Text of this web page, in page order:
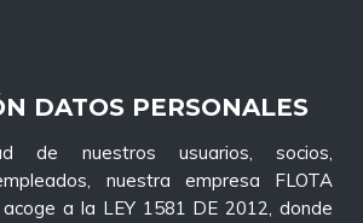
DATOS PERSONALES
de nuestros usuarios, socios,
nuestra empresa FLOTA
acoge a la LEY 1581 DE 2012, donde